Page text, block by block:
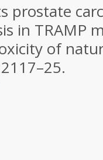
prostate
in TRAMP
of
2117–25.